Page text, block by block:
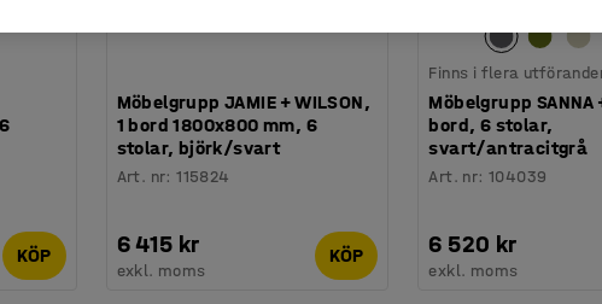
KÖP
Möbelgrupp JAMIE + WILSON,
1 bord 1800x800 mm, 6
stolar, björk/svart
Art. nr:115824
6 415 kr
exkl. moms
KÖP
Finns i flera
Möbelgrupp SANNA
bord, 6 stolar,
svart/antracitgrå
Art. nr:104039
6 520 kr
exkl. moms